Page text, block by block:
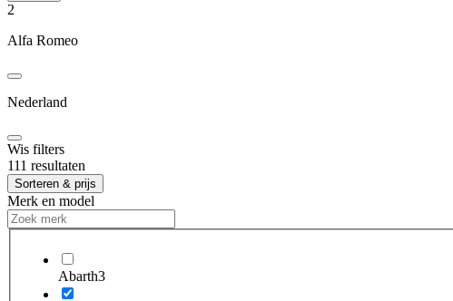
2
Alfa Romeo
Nederland
Wis filters
111 resultaten
Sorteren & prijs
Merk en model
Abarth3